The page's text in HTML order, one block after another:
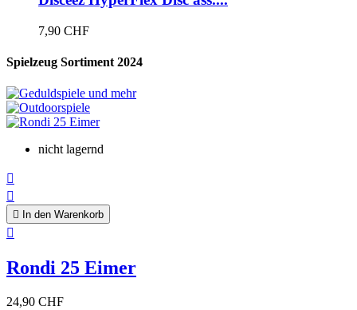
7,90 CHF
Spielzeug Sortiment 2024
nicht lagernd


 In den Warenkorb

Rondi 25 Eimer
24,90 CHF